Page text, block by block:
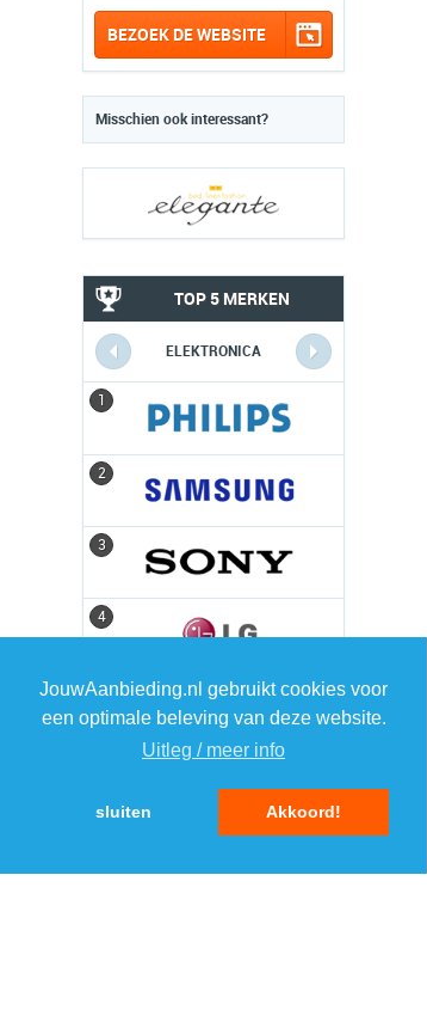
JouwAanbieding.nl gebruikt cookies voor
een optimale beleving van deze website.
Uitleg / meer info
sluiten Akkoord!
BEZOEK DE WEBSITE
Misschien ook interessant?
TOP 5 MERKEN
ELEKTRONICA
1
2
3
4
5 5
DAGAANBIEDINGEN